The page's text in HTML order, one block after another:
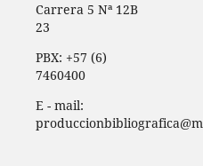
Carrera 5 Nª 12B
23
PBX: +57 (6)
7460400
E - mail: